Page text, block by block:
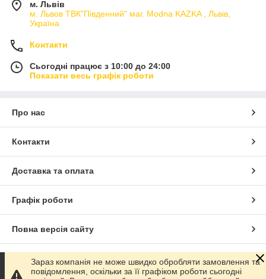
м. Львів
м. Львов ТВК"Південний" маг. Modna KAZKA , Львів,
Україна
Контакти
Сьогодні працює з 10:00 до 24:00
Показати весь графік роботи
Про нас
Контакти
Доставка та оплата
Графік роботи
Повна версія сайту
Сайт створено на маркетплейсі Prom.ua
Зараз компанія не може швидко обробляти замовлення та
повідомлення, оскільки за її графіком роботи сьогодні